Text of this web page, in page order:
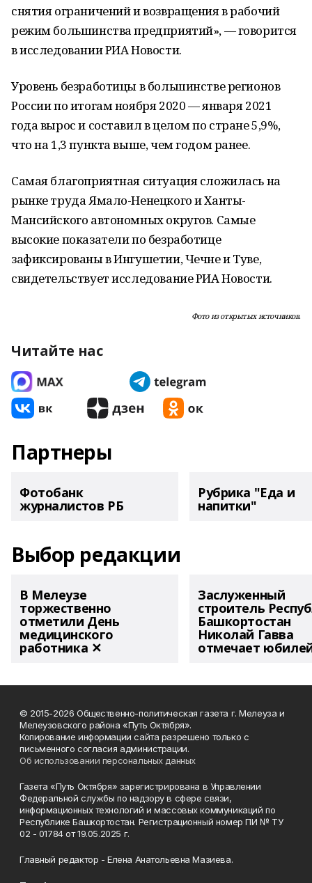
снятия ограничений и возвращения в рабочий
режим большинства предприятий», — говорится
в исследовании РИА Новости.
Уровень безработицы в большинстве регионов
России по итогам ноября 2020 — января 2021
года вырос и составил в целом по стране 5,9%,
что на 1,3 пункта выше, чем годом ранее.
Самая благоприятная ситуация сложилась на
рынке труда Ямало-Ненецкого и Ханты-
Мансийского автономных округов. Самые
высокие показатели по безработице
зафиксированы в Ингушетии, Чечне и Туве,
свидетельствует исследование РИА Новости.
Фото из открытых источников.
Читайте нас
Партнеры
Фотобанк
журналистов РБ
Рубрика "Еда и
напитки"
Выбор редакции
В Мелеузе
торжественно
отметили День
медицинского
работника ✕
Заслуженный
строитель
Башкортостан
Николай Гавва
отмечает
© 2015-2026 Общественно-политическая газета г. Мелеуза и
Мелеузовского района «Путь Октября».
Копирование информации сайта разрешено только с
письменного согласия администрации.
Об использовании персональных данных
Газета «Путь Октября» зарегистрирована в Управлении
Федеральной службы по надзору в сфере связи,
информационных технологий и массовых коммуникаций по
Республике Башкортостан. Регистрационный номер ПИ № ТУ
02 - 01784 от 19.05.2025 г.
Главный редактор - Елена Анатольевна Мазиева.